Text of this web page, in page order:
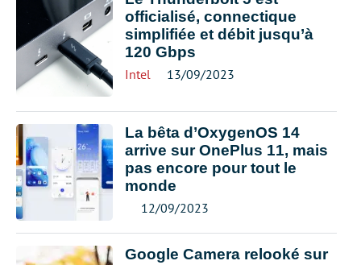
officialisé, connectique
simplifiée et débit jusqu’à
120 Gbps
Intel 13/09/2023
La bêta d’OxygenOS 14
arrive sur OnePlus 11, mais
pas encore pour tout le
monde
12/09/2023
Google Camera relooké sur